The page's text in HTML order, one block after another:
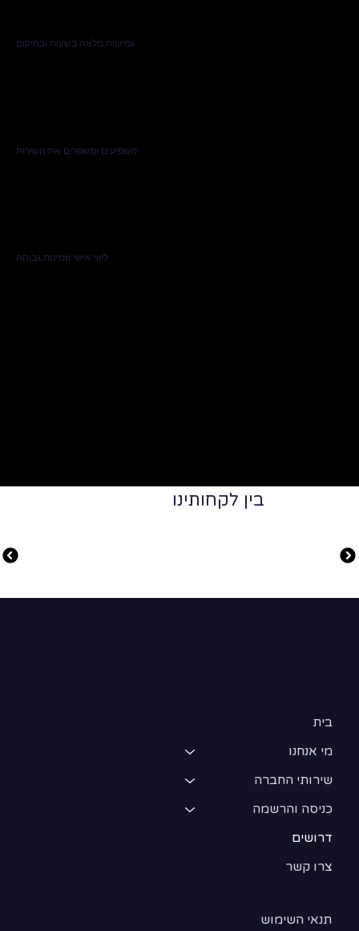
גמישות מלאה בשעות ובמיקום
משפיעים ומשפרים את השירות
ליווי אישי וזמינות גבוהה
בין לקחותינו
בית
מי אנחנו
שירותי החברה
כניסה והרשמה
דרושים
צרו קשר
תנאי השימוש